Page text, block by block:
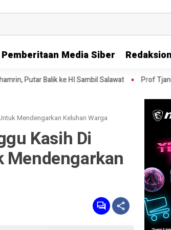
Media Siber
HI Sambil Salawat Prof Tjandra: Varian
Mendengarkan Keluhan Warga
Kasih Di
Mendengarkan